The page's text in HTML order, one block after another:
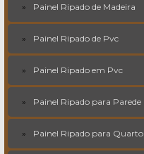
Painel Ripado de Madeira
Painel Ripado de Pvc
Painel Ripado em Pvc
Painel Ripado para Parede
Painel Ripado para Quarto